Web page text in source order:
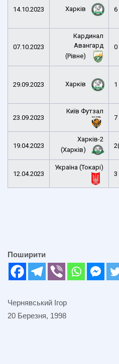
14.10.2023 Харків 6
07.10.2023
Кардинал
Авангард
(Рівне)
0
29.09.2023 Харків 1
23.09.2023
Київ Футзал
7
19.04.2023
Харків-2
(Харків)
12.04.2023
Україна (Токарі)
3
Поширити
Чернявський Ігор
20 Березня, 1998